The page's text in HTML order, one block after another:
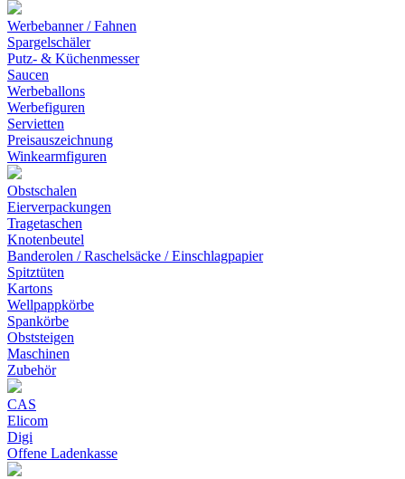
Werbebanner / Fahnen
Spargelschäler
Putz- & Küchenmesser
Saucen
Werbeballons
Werbefiguren
Servietten
Preisauszeichnung
Winkearmfiguren
Obstschalen
Eierverpackungen
Tragetaschen
Knotenbeutel
Banderolen / Raschelsäcke / Einschlagpapier
Spitztüten
Kartons
Wellpappkörbe
Spankörbe
Obststeigen
Maschinen
Zubehör
CAS
Elicom
Digi
Offene Ladenkasse